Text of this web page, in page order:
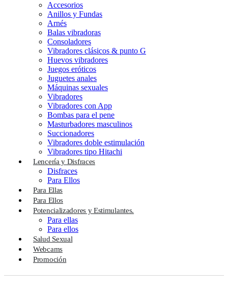
Accesorios
Anillos y Fundas
Arnés
Balas vibradoras
Consoladores
Vibradores clásicos & punto G
Huevos vibradores
Juegos eróticos
Juguetes anales
Máquinas sexuales
Vibradores
Vibradores con App
Bombas para el pene
Masturbadores masculinos
Succionadores
Vibradores doble estimulación
Vibradores tipo Hitachi
Lencería y Disfraces
Disfraces
Para Ellos
Para Ellas
Para Ellos
Potencializadores y Estimulantes.
Para ellas
Para ellos
Salud Sexual
Webcams
Promoción